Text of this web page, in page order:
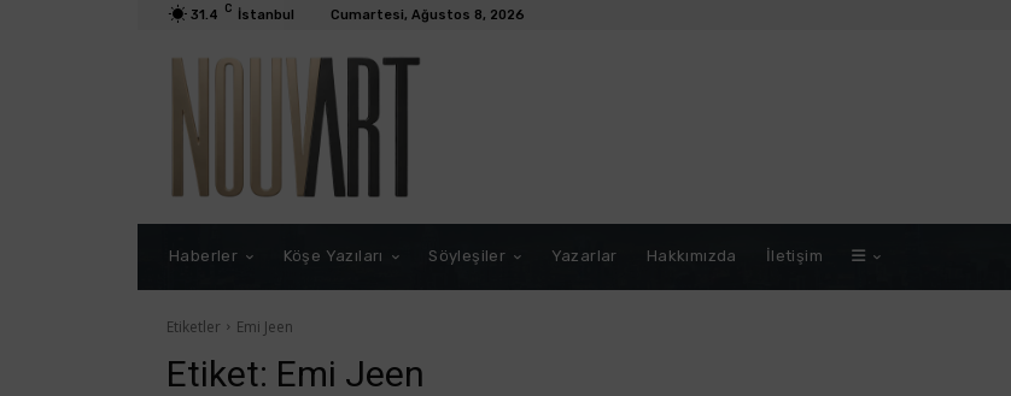
31.4 C İstanbul Cumartesi, Ağustos 8, 2026
Haberler Köşe Yazıları Söyleşiler Yazarlar Hakkımızda İletişim
Etiketler Emi Jeen
Etiket: Emi Jeen